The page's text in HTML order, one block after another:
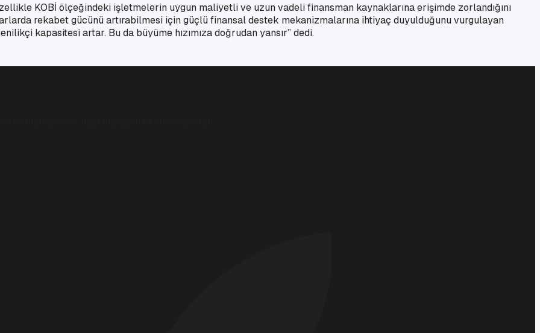
KOBİ ölçeğindeki işletmelerin uygun maliyetli ve uzun vadeli finansman kaynaklarına erişimde zorlandığını
rekabet gücünü artırabilmesi için güçlü finansal destek mekanizmalarına ihtiyaç duyulduğunu vurgulayan
kapasitesi artar. Bu da büyüme hızımıza doğrudan yansır” dedi.